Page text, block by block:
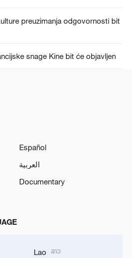
preuzimanja odgovornosti bit
snage Kine bit će objavljen
Español
العربية
Documentary
Lao ລາວ